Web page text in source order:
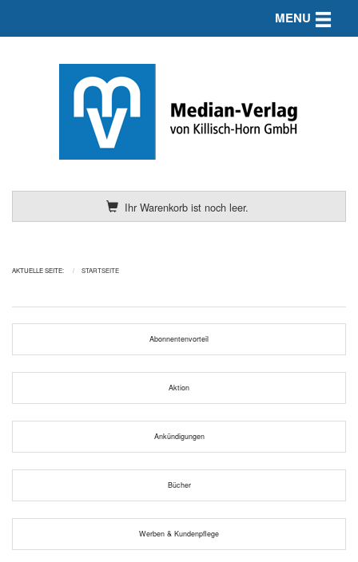
Ihr Warenkorb ist noch leer.
MENU Toggle
AKTUELLE SEITE: STARTSEITE
Abonnentenvorteil
Aktion
Ankündigungen
Bücher
Werben & Kundenpflege